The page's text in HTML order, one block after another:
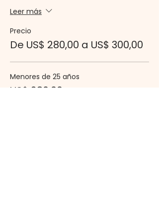
Leer más
Precio
De US$ 280,00 a US$ 300,00
Menores de 25 años
US$ 280,00